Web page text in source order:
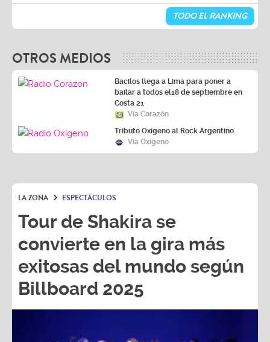
TODO EL RANKING
OTROS MEDIOS
Bacilos llega a Lima para poner a
bailar a todos el18 de septiembre en
Costa 21
Vía Corazón
Tributo Oxígeno al Rock Argentino
Vía Oxígeno
LA ZONA ESPECTÁCULOS
Tour de Shakira se
convierte en la gira más
exitosas del mundo según
Billboard 2025